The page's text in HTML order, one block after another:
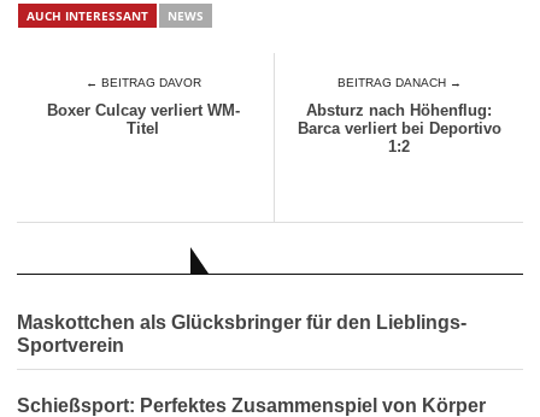
AUCH INTERESSANT NEWS
← BEITRAG DAVOR
Boxer Culcay verliert WM-
Titel
BEITRAG DANACH →
Absturz nach Höhenflug:
Barca verliert bei Deportivo
1:2
Maskottchen als Glücksbringer für den Lieblings-
Sportverein
Schießsport: Perfektes Zusammenspiel von Körper